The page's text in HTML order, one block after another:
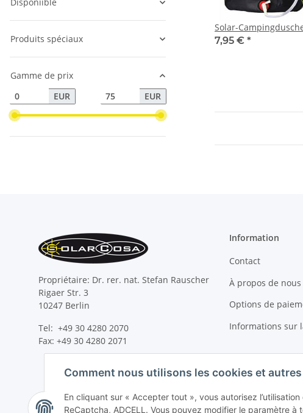
Comment nous utilisons les cookies et autres
En cliquant sur « Accepter tout », vous autorisez
ReCaptcha, ADCELL. Vous pouvez modifier le paramètre
Solar-
7,95 € *
Produits spéciaux
Gamme de prix
EUR
EUR
Propriétaire: Dr. rer. nat. Stefan Rauscher
Rigaer Str. 3
10247 Berlin
Tel: +49 30 4280 2070
Fax: +49 30 4280 2071
Information
Contact
À propos de nous
Options de
Informations sur